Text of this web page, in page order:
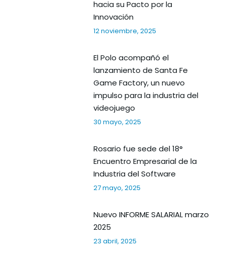
hacia su Pacto por la
Innovación
12 noviembre, 2025
El Polo acompañó el
lanzamiento de Santa Fe
Game Factory, un nuevo
impulso para la industria del
videojuego
30 mayo, 2025
Rosario fue sede del 18°
Encuentro Empresarial de la
Industria del Software
27 mayo, 2025
Nuevo INFORME SALARIAL marzo
2025
23 abril, 2025